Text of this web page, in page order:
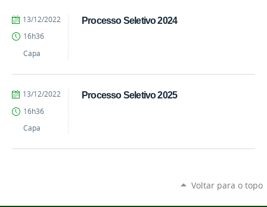
Processo Seletivo 2024
by
Ferronatto
Francener
Published
13/12/2022
16h36
Capa
Processo Seletivo 2025
by
Ferronatto
Francener
Published
13/12/2022
16h36
Capa
Voltar para o topo